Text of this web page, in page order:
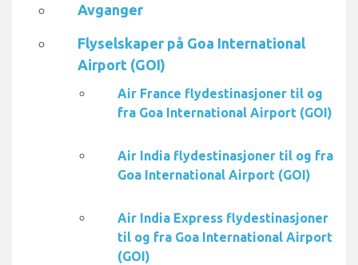
Avganger
Flyselskaper på Goa International
Airport (GOI)
Air France flydestinasjoner til og
fra Goa International Airport (GOI)
Air India flydestinasjoner til og fra
Goa International Airport (GOI)
Air India Express flydestinasjoner
til og fra Goa International Airport
(GOI)